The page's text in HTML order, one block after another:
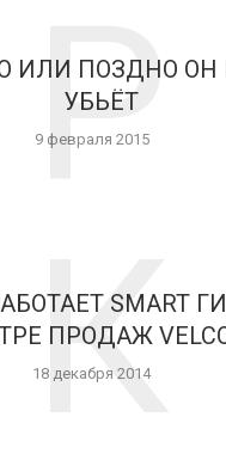
ИЛИ ПОЗДНО ОН
УБЬЁТ
9 февраля 2015
Р
SMART
ПРОДАЖ
18 декабря 2014
К